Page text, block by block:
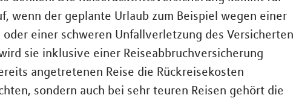
wenn der geplante Urlaub zum Beispiel wegen einer
einer schweren Unfallverletzung des Versicherten
sie inklusive einer Reiseabbruchversicherung
angetretenen Reise die Rückreisekosten
sondern auch bei sehr teuren Reisen gehört die